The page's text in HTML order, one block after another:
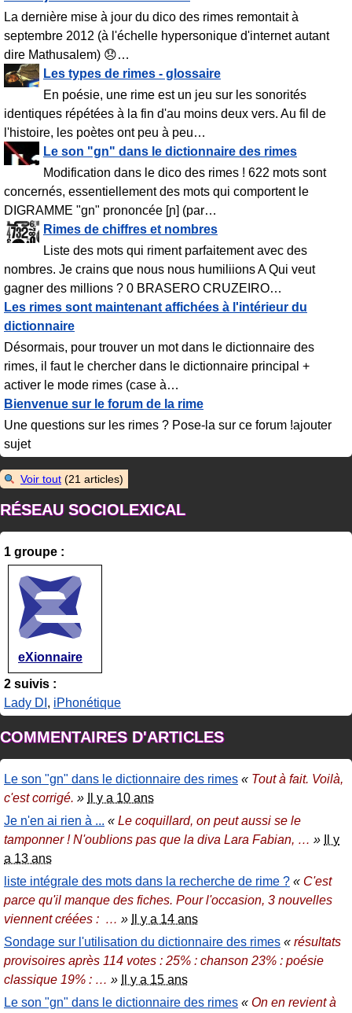
La dernière mise à jour du dico des rimes remontait à
septembre 2012 (à l'échelle hypersonique d'internet autant
dire Mathusalem) 😞…
Les types de rimes - glossaire
En poésie, une rime est un jeu sur les sonorités
identiques répétées à la fin d'au moins deux vers. Au fil de
l'histoire, les poètes ont peu à peu…
Le son "gn" dans le dictionnaire des rimes
Modification dans le dico des rimes ! 622 mots sont
concernés, essentiellement des mots qui comportent le
DIGRAMME "gn" prononcée [ɲ] (par…
Rimes de chiffres et nombres
Liste des mots qui riment parfaitement avec des
nombres. Je crains que nous nous humiliions A Qui veut
gagner des millions ? 0 BRASERO CRUZEIRO…
Les rimes sont maintenant affichées à l'intérieur du
dictionnaire
Désormais, pour trouver un mot dans le dictionnaire des
rimes, il faut le chercher dans le dictionnaire principal +
activer le mode rimes (case à…
Bienvenue sur le forum de la rime
Une questions sur les rimes ? Pose-la sur ce forum !ajouter
sujet
Voir tout (21 articles)
RÉSEAU SOCIOLEXICAL
1 groupe :
eXionnaire
2 suivis :
Lady DI, iPhonétique
COMMENTAIRES D'ARTICLES
Le son "gn" dans le dictionnaire des rimes « Tout à fait. Voilà,
c'est corrigé. »
Il y a 10 ans
Je n'en ai rien à ... « Le coquillard, on peut aussi se le
tamponner ! N'oublions pas que la diva Lara Fabian, … »
Il y
a 13 ans
liste intégrale des mots dans la recherche de rime ? « C'est
parce qu'il manque des fiches. Pour l'occasion, 3 nouvelles
viennent créées : … »
Il y a 14 ans
Sondage sur l'utilisation du dictionnaire des rimes « résultats
provisoires après 114 votes : 25% : chanson 23% : poésie
classique 19% : … »
Il y a 15 ans
Le son "gn" dans le dictionnaire des rimes « On en revient à